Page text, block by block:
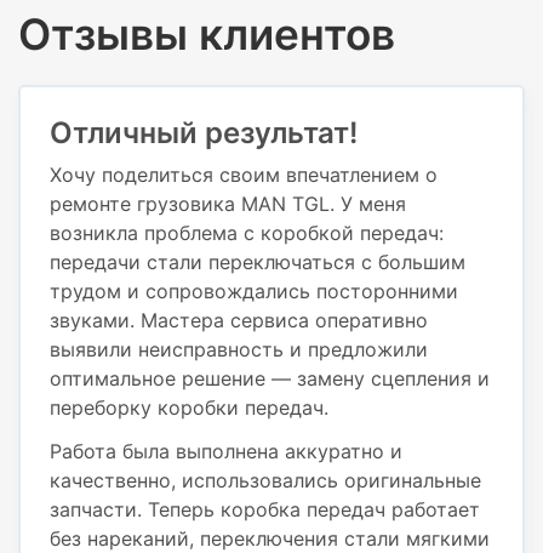
Отзывы клиентов
Отличный результат!
Хочу поделиться своим впечатлением о
ремонте грузовика MAN TGL. У меня
возникла проблема с коробкой передач:
передачи стали переключаться с большим
трудом и сопровождались посторонними
звуками. Мастера сервиса оперативно
выявили неисправность и предложили
оптимальное решение — замену сцепления и
переборку коробки передач.
Работа была выполнена аккуратно и
качественно, использовались оригинальные
запчасти. Теперь коробка передач работает
без нареканий, переключения стали мягкими